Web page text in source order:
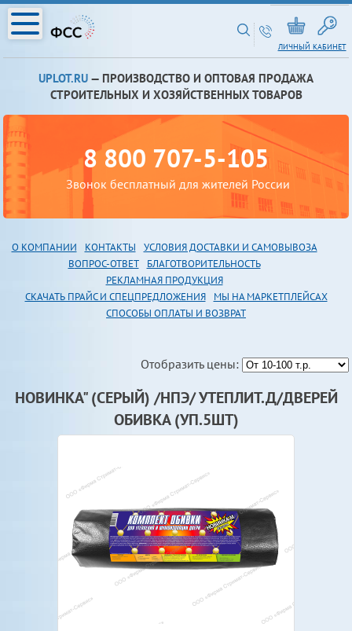
ЛИЧНЫЙ КАБИНЕТ
UPLOT.RU — ПРОИЗВОДСТВО И ОПТОВАЯ ПРОДАЖА
СТРОИТЕЛЬНЫХ И ХОЗЯЙСТВЕННЫХ ТОВАРОВ
8 800 707-5-105
Звонок бесплатный для жителей России
О КОМПАНИИ КОНТАКТЫ
УСЛОВИЯ ДОСТАВКИ И САМОВЫВОЗА
ВОПРОС-ОТВЕТ
БЛАГОТВОРИТЕЛЬНОСТЬ
РЕКЛАМНАЯ ПРОДУКЦИЯ
СКАЧАТЬ ПРАЙС И СПЕЦПРЕДЛОЖЕНИЯ
МЫ НА МАРКЕТПЛЕЙСАХ
СПОСОБЫ ОПЛАТЫ И ВОЗВРАТ
Отобразить цены:
НОВИНКА" (СЕРЫЙ) /НПЭ/ УТЕПЛИТ.Д/ДВЕРЕЙ
ОБИВКА (УП.5ШТ)